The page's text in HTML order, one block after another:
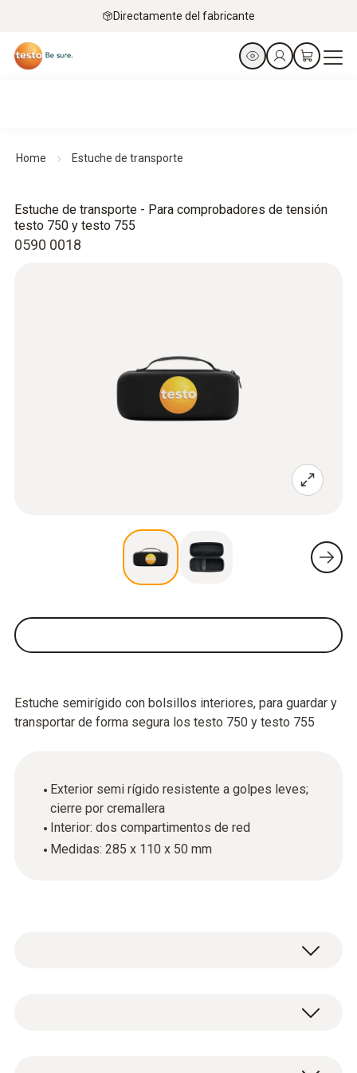
Directamente del fabricante
Home Estuche de transporte
0590 0018
Estuche de transporte - Para comprobadores de tensión
testo 750 y testo 755
Estuche semirígido con bolsillos interiores, para guardar y
transportar de forma segura los testo 750 y testo 755
Exterior semi rígido resistente a golpes leves;
cierre por cremallera
Interior: dos compartimentos de red
Medidas: 285 x 110 x 50 mm